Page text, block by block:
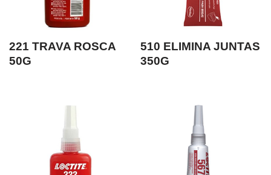
221 TRAVA ROSCA
50G
510 ELIMINA JUNTAS
350G